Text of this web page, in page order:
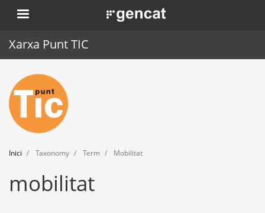
Vés
al
. Obre en una nova finestra.
Xarxa Punt TIC
Inici
Punt TIC
Actualitat
Agenda
Formació
Inici Taxonomy Term Mobilitat
mobilitat